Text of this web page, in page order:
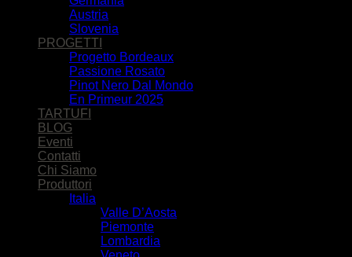
Austria
Slovenia
PROGETTI
Progetto Bordeaux
Passione Rosato
Pinot Nero Dal Mondo
En Primeur 2025
TARTUFI
BLOG
Eventi
Contatti
Chi Siamo
Produttori
Italia
Valle D’Aosta
Piemonte
Lombardia